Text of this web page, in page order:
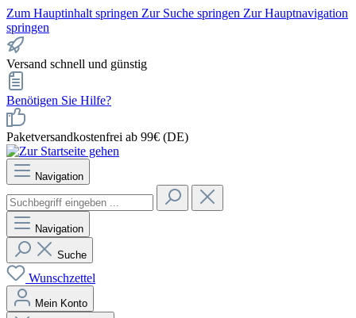
Zum Hauptinhalt springen Zur Suche springen Zur Hauptnavigation
springen
Versand schnell und günstig
Benötigen Sie Hilfe?
Paketversandkostenfrei ab 99€ (DE)
Navigation
Navigation
Suche
Wunschzettel
Mein Konto